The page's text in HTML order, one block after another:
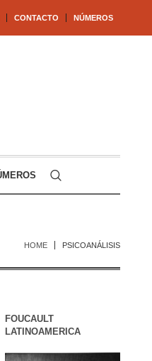
CONTACTO NÚMEROS
HOME PSICOANÁLISIS
FOUCAULT
LATINOAMERICA